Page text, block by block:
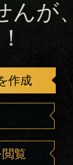
んが、
作成
閲覧